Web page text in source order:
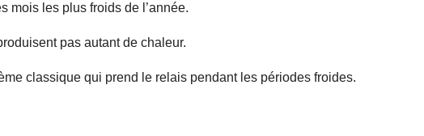
mois les plus froids de l’année.
pas autant de chaleur.
classique qui prend le relais pendant les périodes froides.